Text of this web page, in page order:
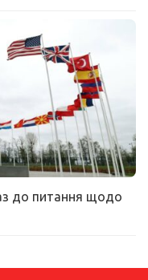
до питання щодо